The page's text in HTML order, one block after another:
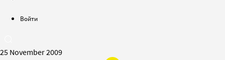
Войти
25 November 2009